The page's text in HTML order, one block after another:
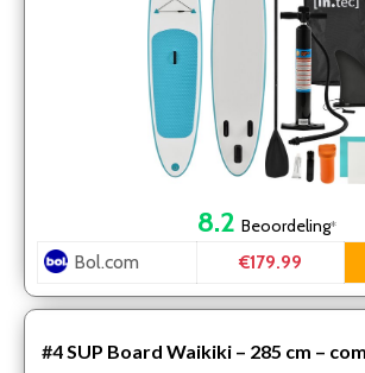
8.2 Beoordeling*
Bol.com €179.99
#4SUP Board Waikiki – 285 cm –